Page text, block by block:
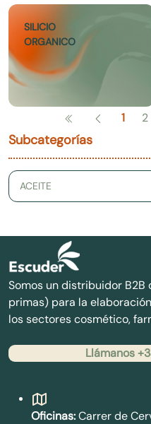
SILICIO
ORGANICO
1 2
Subcategorías
Somos un distribuidor
primas) para la
los sectores cosmético,
Llámanos
Oficinas:Carrer de